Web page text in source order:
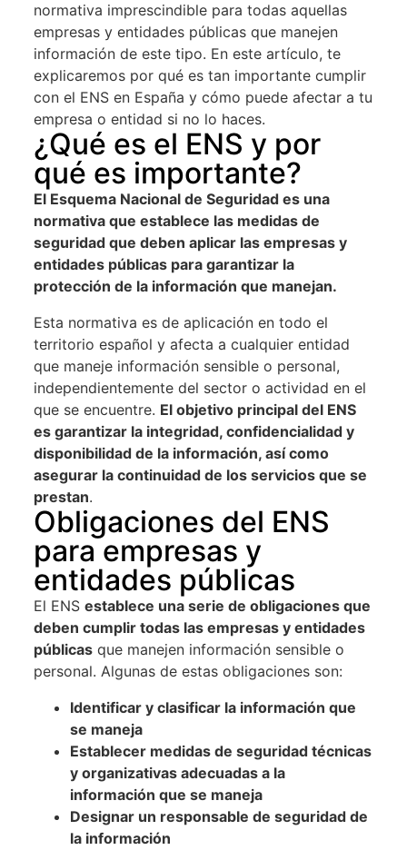
normativa imprescindible para todas aquellas
empresas y entidades públicas que manejen
información de este tipo. En este artículo, te
explicaremos por qué es tan importante cumplir
con el ENS en España y cómo puede afectar a tu
empresa o entidad si no lo haces.
¿Qué es el ENS y por
qué es importante?
El Esquema Nacional de Seguridad es una
normativa que establece las medidas de
seguridad que deben aplicar las empresas y
entidades públicas para garantizar la
protección de la información que manejan.
Esta normativa es de aplicación en todo el
territorio español y afecta a cualquier entidad
que maneje información sensible o personal,
independientemente del sector o actividad en el
que se encuentre. El objetivo principal del ENS
es garantizar la integridad, confidencialidad y
disponibilidad de la información, así como
asegurar la continuidad de los servicios que se
prestan.
Obligaciones del ENS
para empresas y
entidades públicas
El ENS establece una serie de obligaciones que
deben cumplir todas las empresas y entidades
públicasque manejen información sensible o
personal. Algunas de estas obligaciones son:
Identificar y clasificar la información que
se maneja
Establecer medidas de seguridad técnicas
y organizativas adecuadas a la
información que se maneja
Designar un responsable de seguridad de
la información